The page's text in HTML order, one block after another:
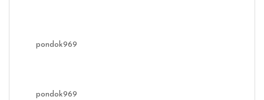
pondok969
pondok969